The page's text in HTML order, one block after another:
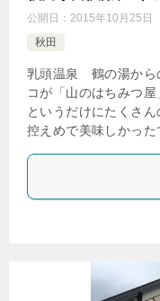
公開日： 2015年10月25日
秋田
乳頭温泉 鶴の湯から
コが「山のはちみつ
というだけにたくさ
控えめで美味しかっ